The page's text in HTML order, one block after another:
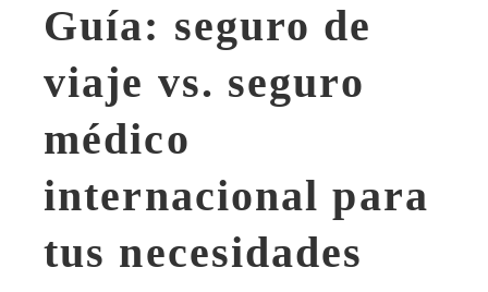
Guía: seguro de
viaje vs. seguro
médico
internacional para
tus necesidades